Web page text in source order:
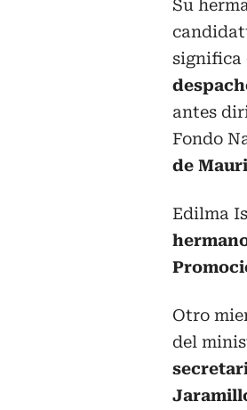
Su
significa
antes
Fondo
de
Edilma
Otro
del